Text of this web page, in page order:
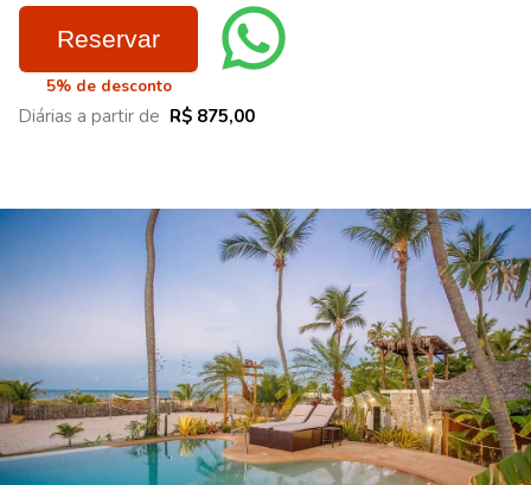
Reservar
5% de desconto
Diárias a partir de R$ 875,00